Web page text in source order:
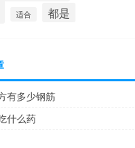
适合 都是
有多少钢筋
什么药